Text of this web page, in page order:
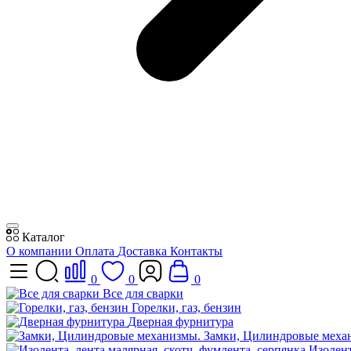
Каталог
О компании Оплата Доставка Контакты
0 0
0
Все для сварки
Горелки, газ, бензин
Дверная фурнитура
Замки, Цилиндровые